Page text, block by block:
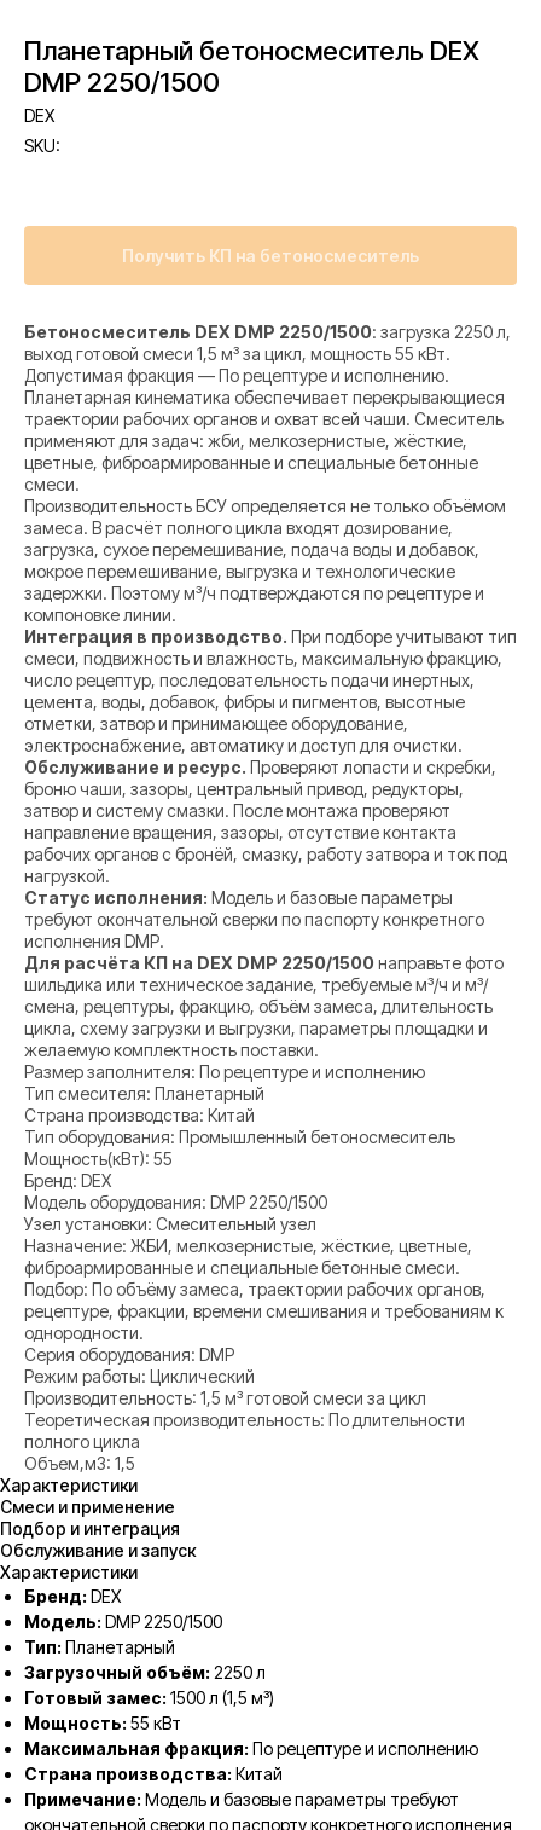
Планетарный бетоносмеситель DEX
DMP 2250/1500
DEX
SKU:
Получить КП на бетоносмеситель
Бетоносмеситель DEX DMP 2250/1500: загрузка 2250 л,
выход готовой смеси 1,5 м³ за цикл, мощность 55 кВт.
Допустимая фракция — По рецептуре и исполнению.
Планетарная кинематика обеспечивает перекрывающиеся
траектории рабочих органов и охват всей чаши. Смеситель
применяют для задач: жби, мелкозернистые, жёсткие,
цветные, фиброармированные и специальные бетонные
смеси.
Производительность БСУ определяется не только объёмом
замеса. В расчёт полного цикла входят дозирование,
загрузка, сухое перемешивание, подача воды и добавок,
мокрое перемешивание, выгрузка и технологические
задержки. Поэтому м³/ч подтверждаются по рецептуре и
компоновке линии.
Интеграция в производство. При подборе учитывают тип
смеси, подвижность и влажность, максимальную фракцию,
число рецептур, последовательность подачи инертных,
цемента, воды, добавок, фибры и пигментов, высотные
отметки, затвор и принимающее оборудование,
электроснабжение, автоматику и доступ для очистки.
Обслуживание и ресурс. Проверяют лопасти и скребки,
броню чаши, зазоры, центральный привод, редукторы,
затвор и систему смазки. После монтажа проверяют
направление вращения, зазоры, отсутствие контакта
рабочих органов с бронёй, смазку, работу затвора и ток под
нагрузкой.
Статус исполнения: Модель и базовые параметры
требуют окончательной сверки по паспорту конкретного
исполнения DMP.
Для расчёта КП на DEX DMP 2250/1500 направьте фото
шильдика или техническое задание, требуемые м³/ч и м³/
смена, рецептуры, фракцию, объём замеса, длительность
цикла, схему загрузки и выгрузки, параметры площадки и
желаемую комплектность поставки.
Размер заполнителя: По рецептуре и исполнению
Тип смесителя: Планетарный
Страна производства: Китай
Тип оборудования: Промышленный бетоносмеситель
Мощность(кВт): 55
Бренд: DEX
Модель оборудования: DMP 2250/1500
Узел установки: Смесительный узел
Назначение: ЖБИ, мелкозернистые, жёсткие, цветные,
фиброармированные и специальные бетонные смеси.
Подбор: По объёму замеса, траектории рабочих органов,
рецептуре, фракции, времени смешивания и требованиям к
однородности.
Серия оборудования: DMP
Режим работы: Циклический
Производительность: 1,5 м³ готовой смеси за цикл
Теоретическая производительность: По длительности
полного цикла
Объем,м3: 1,5
Характеристики
Смеси и применение
Подбор и интеграция
Обслуживание и запуск
Характеристики
Бренд: DEX
Модель: DMP 2250/1500
Тип: Планетарный
Загрузочный объём: 2250 л
Готовый замес: 1500 л (1,5 м³)
Мощность: 55 кВт
Максимальная фракция: По рецептуре и исполнению
Страна производства: Китай
Примечание: Модель и базовые параметры требуют
окончательной сверки по паспорту конкретного исполнения